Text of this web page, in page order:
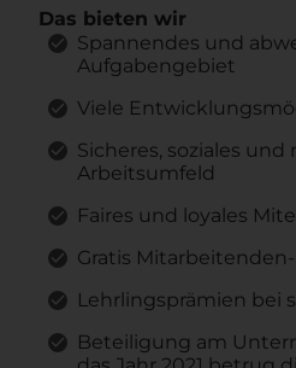
Das bieten wir
Spannendes und
Aufgabengebiet
Viele
Sicheres, soziales und
Arbeitsumfeld
Faires und loyales
Gratis
Lehrlingsprämien bei
Beteiligung am